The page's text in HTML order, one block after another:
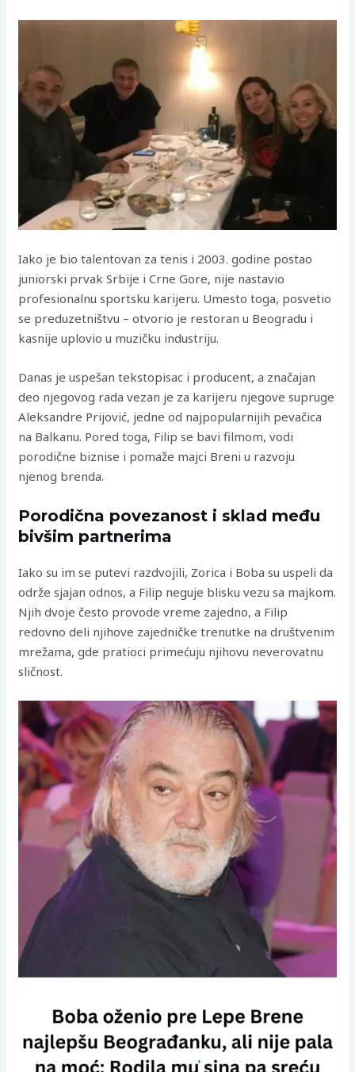
Iako je bio talentovan za tenis i 2003. godine postao
juniorski prvak Srbije i Crne Gore, nije nastavio
profesionalnu sportsku karijeru. Umesto toga, posvetio
se preduzetništvu – otvorio je restoran u Beogradu i
kasnije uplovio u muzičku industriju.
Danas je uspešan tekstopisac i producent, a značajan
deo njegovog rada vezan je za karijeru njegove supruge
Aleksandre Prijović, jedne od najpopularnijih pevačica
na Balkanu. Pored toga, Filip se bavi filmom, vodi
porodične biznise i pomaže majci Breni u razvoju
njenog brenda.
Porodična povezanost i sklad među
bivšim partnerima
Iako su im se putevi razdvojili, Zorica i Boba su uspeli da
održe sjajan odnos, a Filip neguje blisku vezu sa majkom.
Njih dvoje često provode vreme zajedno, a Filip
redovno deli njihove zajedničke trenutke na društvenim
mrežama, gde pratioci primećuju njihovu neverovatnu
sličnost.